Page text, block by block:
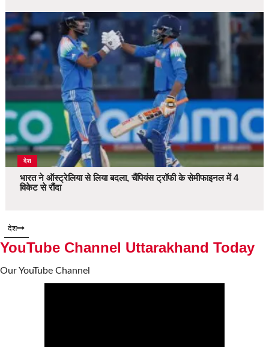
देश
भारत ने ऑस्ट्रेलिया से लिया बदला, चैंपियंस ट्रॉफी के सेमीफाइनल में 4
विकेट से रौंदा
देश
YouTube Channel Uttarakhand Today
Our YouTube Channel